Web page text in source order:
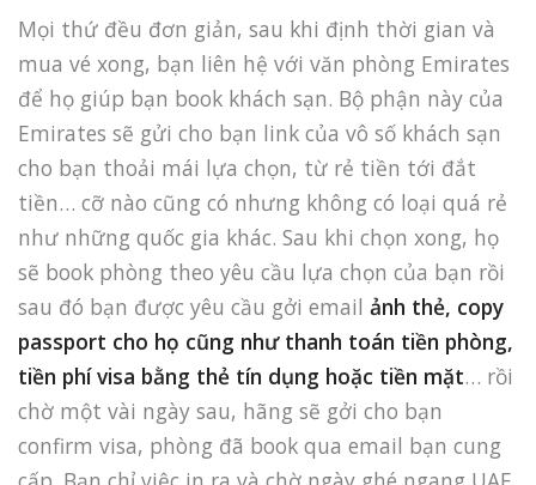
Mọi thứ đều đơn giản, sau khi định thời gian và
mua vé xong, bạn liên hệ với văn phòng Emirates
để họ giúp bạn book khách sạn. Bộ phận này của
Emirates sẽ gửi cho bạn link của vô số khách sạn
cho bạn thoải mái lựa chọn, từ rẻ tiền tới đắt
tiền… cỡ nào cũng có nhưng không có loại quá rẻ
như những quốc gia khác. Sau khi chọn xong, họ
sẽ book phòng theo yêu cầu lựa chọn của bạn rồi
sau đó bạn được yêu cầu gởi email ảnh thẻ, copy
passport cho họ cũng như thanh toán tiền phòng,
tiền phí visa bằng thẻ tín dụng hoặc tiền mặt… rồi
chờ một vài ngày sau, hãng sẽ gởi cho bạn
confirm visa, phòng đã book qua email bạn cung